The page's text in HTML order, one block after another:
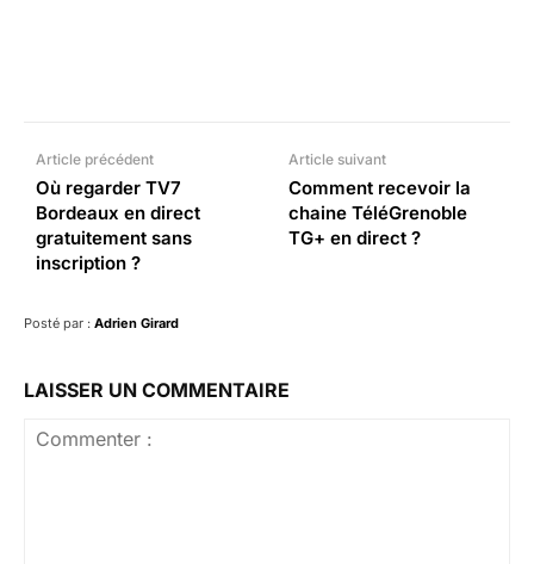
Article précédent
Où regarder TV7
Bordeaux en direct
gratuitement sans
inscription ?
Article suivant
Comment recevoir la
chaine TéléGrenoble
TG+ en direct ?
Posté par : Adrien Girard
LAISSER UN COMMENTAIRE